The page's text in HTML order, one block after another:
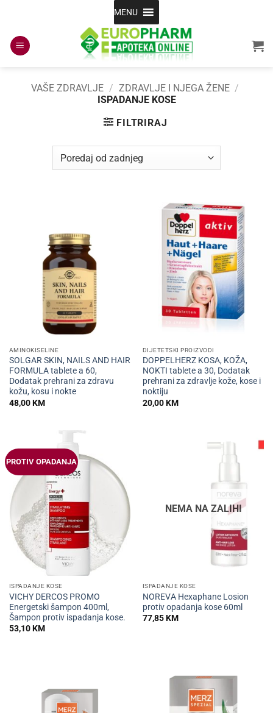
content
MENU
VAŠE ZDRAVLJE / ZDRAVLJE I NJEGA ŽENE /
ISPADANJE KOSE
FILTRIRAJ
AMINOKISELINE
SOLGAR SKIN, NAILS AND HAIR
FORMULA tablete a 60,
Dodatak prehrani za zdravu
kožu, kosu i nokte
48,00KM
DIJETETSKI PROIZVODI
DOPPELHERZ KOSA, KOŽA,
NOKTI tablete a 30, Dodatak
prehrani za zdravlje kože, kose i
noktiju
20,00KM
PROTIV OPADANJA
ISPADANJE KOSE
VICHY DERCOS PROMO
Energetski šampon 400ml,
Šampon protiv ispadanja kose.
53,10KM
NEMA NA ZALIHI
ISPADANJE KOSE
NOREVA Hexaphane Losion
protiv opadanja kose 60ml
77,85KM